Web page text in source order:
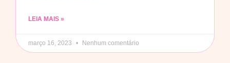
LEIA MAIS »
março 16, 2023 Nenhum comentário